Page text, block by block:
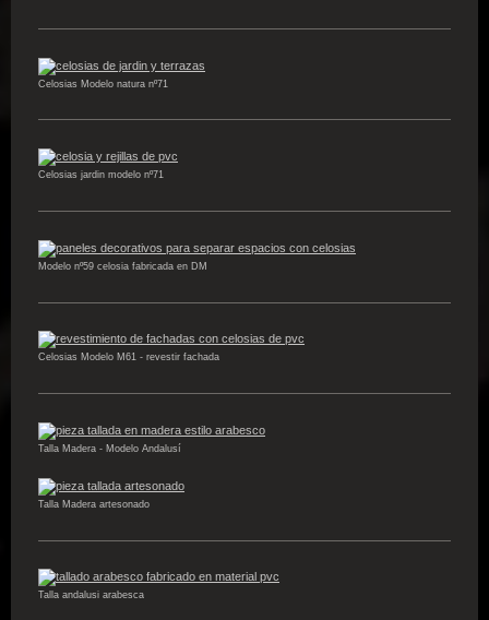
Celosias Modelo natura nº71
Celosias jardin modelo nº71
Modelo nº59 celosia fabricada en DM
Celosias Modelo M61 - revestir fachada
Talla Madera - Modelo Andalusí
Talla Madera artesonado
Talla andalusi arabesca